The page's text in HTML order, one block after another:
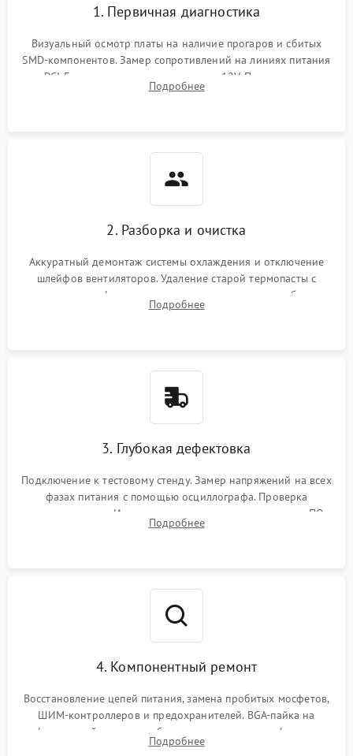
1. Первичная диагностика
Визуальный осмотр платы на наличие прогаров и сбитых
SMD-компонентов. Замер сопротивлений на линиях питания
PCI-E и дополнительных разъемах 12V. Проверка на
короткое замыкание основных дросселей питания GPU и
Подробнее
2. Разборка и очистка
Аккуратный демонтаж системы охлаждения и отключение
шлейфов вентиляторов. Удаление старой термопасты с
кристалла графического чипа и термопрокладок с банок
памяти и зоны VRM. Очистка платы от пыли и окислов.
Подробнее
3. Глубокая дефектовка
Подключение к тестовому стенду. Замер напряжений на всех
фазах питания с помощью осциллографа. Проверка
инициализации. Использование специализированного ПО
MATS
Подробнее
4. Компонентный ремонт
Восстановление цепей питания, замена пробитых мосфетов,
ШИМ-контроллеров и предохранителей. BGA-пайка на
инфракрасной станции реболлинг или замена графического
чипа и дефектной памяти GDDR. Прошивка BIOS
Подробнее